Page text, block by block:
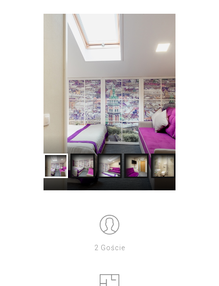
2 Goście